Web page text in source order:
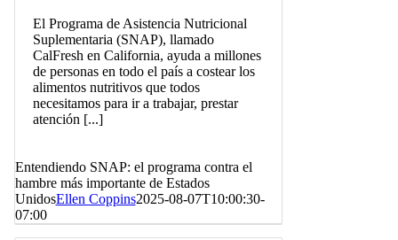
El Programa de Asistencia Nutricional
Suplementaria (SNAP), llamado
CalFresh en California, ayuda a millones
de personas en todo el país a costear los
alimentos nutritivos que todos
necesitamos para ir a trabajar, prestar
atención [...]
Entendiendo SNAP: el programa contra el
hambre más importante de Estados
UnidosEllen Coppins2025-08-07T10:00:30-
07:00